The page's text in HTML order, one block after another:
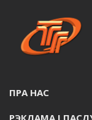
ПРА НАС
РЭКЛАМА I